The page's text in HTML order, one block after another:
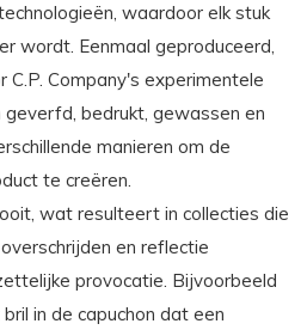
waardoor elk stuk
wordt. Eenmaal geproduceerd,
Company's experimentele
bedrukt, gewassen en
manieren om de
te creëren.
wat resulteert in collecties die
en reflectie
provocatie. Bijvoorbeeld
in de capuchon dat een